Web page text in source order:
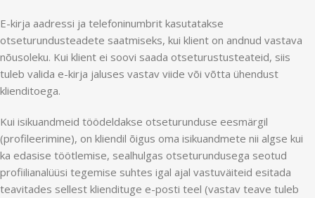
E-kirja aadressi ja telefoninumbrit kasutatakse
otseturundusteadete saatmiseks, kui klient on andnud vastava
nõusoleku. Kui klient ei soovi saada otseturustusteateid, siis
tuleb valida e-kirja jaluses vastav viide või võtta ühendust
klienditoega.
Kui isikuandmeid töödeldakse otseturunduse eesmärgil
(profileerimine), on kliendil õigus oma isikuandmete nii algse kui
ka edasise töötlemise, sealhulgas otseturundusega seotud
profiilianalüüsi tegemise suhtes igal ajal vastuväiteid esitada
teavitades sellest kliendituge e-posti teel (vastav teave tuleb